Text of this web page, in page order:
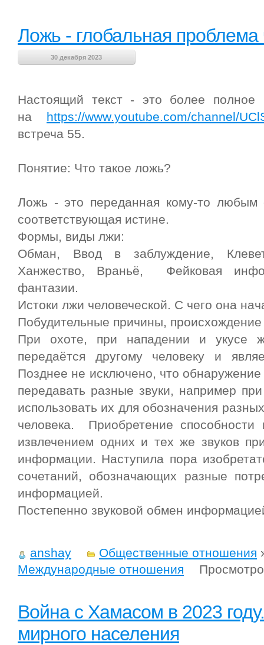
Ложь - глобальная проблема
30 декабря 2023
Настоящий текст - это более полное
на https://www.youtube.com/channel/
встреча 55.
Понятие: Что такое ложь?
Ложь - это переданная кому-то любым
соответствующая истине.
Формы, виды лжи:
Обман, Ввод в заблуждение,
Ханжество, Враньё, Фейковая
фантазии.
Истоки лжи человеческой. С чего она
Побудительные причины,
При охоте, при нападении и укусе
передаётся другому человеку и
Позднее не исключено, что обнаружение
передавать разные звуки, например
использовать их для обозначения
человека. Приобретение
извлечением одних и тех же звуков
информации. Наступила пора
сочетаний, обозначающих разные
информацией.
Постепенно звуковой обмен
anshay Общественные отношения
Международные отношения
Война с Хамасом в 2023
мирного населения